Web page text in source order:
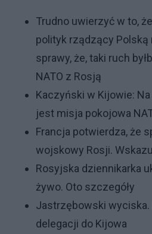
Trudno uwierzyć w to,
polityk rządzący Polską
sprawy, że, taki ruch
NATO z Rosją
Kaczyński w Kijowie:
jest misja pokojowa
Francja potwierdza, że
wojskowy Rosji.
Rosyjska dziennikarka
żywo. Oto szczegóły
Jastrzębowski wyciska.
delegacji do Kijowa